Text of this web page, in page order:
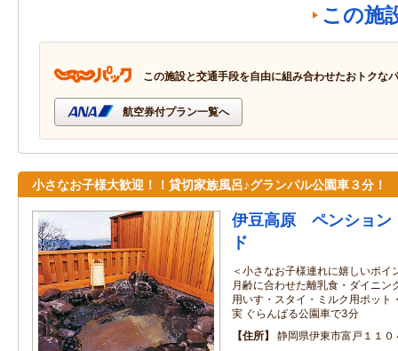
この施
この施設と交通手段を自由に組み合わせたおトクな
航空券付プラン一覧へ
小さなお子様大歓迎！！貸切家族風呂♪グランパル公園車３分！
伊豆高原 ペンショ
ド
＜小さなお子様連れに嬉しいポイ
月齢に合わせた離乳食・ダイニン
用いす・スタイ・ミルク用ポット
実 ぐらんぱる公園車で3分
住所
静岡県伊東市富戸１１０